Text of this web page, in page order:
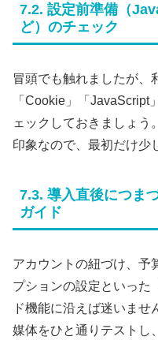
7.2. 設定前準備（
ど）のチェック
冒頭でも触れましたが、
「Cookie」「JavaScript
ェックしておきましょう
印象なので、最初だけ少
7.3. 導入直後につま
ガイド
アカウントの紐づけ、予
プションの設定といった
ド機能に沿えば迷いま
媒体をひと通りテストし